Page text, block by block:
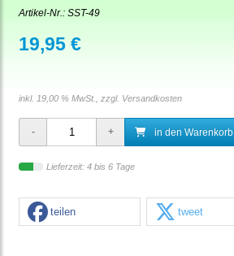
Artikel-Nr.: SST-49
19,95 €
inkl. 19,00 % MwSt., zzgl. Versandkosten
in den Warenkorb
Lieferzeit: 4 bis 6 Tage
teilen tweet